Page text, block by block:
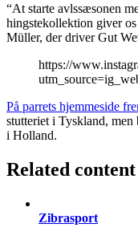
“At starte avlssæsonen
hingstekollektion giver
Müller, der driver Gut
https://
På parrets hjemmeside
stutteriet i Tyskland, men
i Holland.
Related content
Zibrasport